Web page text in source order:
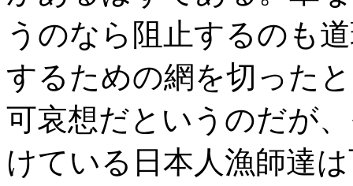
うのなら阻止するのも
するための網を切った
可哀想だというのだが
けている日本人漁師達